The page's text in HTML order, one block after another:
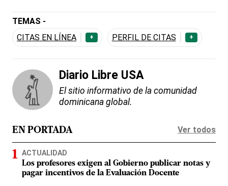
TEMAS -
CITAS EN LÍNEA
+ PERFIL DE CITAS +
Diario Libre USA
El sitio informativo de la comunidad
dominicana global.
EN PORTADA Ver todos
ACTUALIDAD
Los profesores exigen al Gobierno publicar notas y
pagar incentivos de la Evaluación Docente